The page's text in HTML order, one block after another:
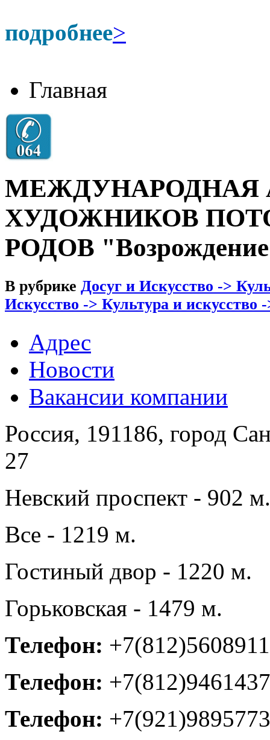
подробнее>
Главная
МЕЖДУНАРОДНАЯ
ХУДОЖНИКОВ
РОДОВ
В рубрике Досуг и Искусство ->
Искусство -> Культура и
Адрес
Новости
Вакансии компании
Россия, 191186, город
27
Невский проспект - 902 м.
Все - 1219 м.
Гостиный двор - 1220 м.
Горьковская - 1479 м.
Телефон: +7(812)5608911
Телефон: +7(812)9461437
Телефон: +7(921)9895773